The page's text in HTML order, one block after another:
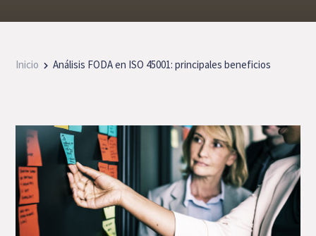
Inicio Análisis FODA en ISO 45001: principales beneficios